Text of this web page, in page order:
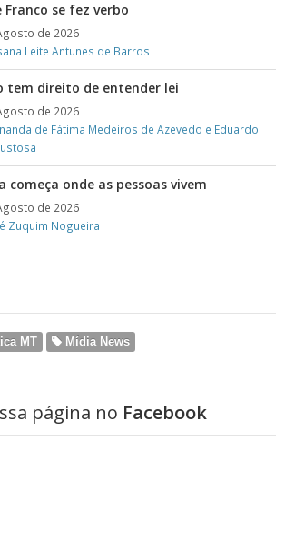
Franco se fez verbo
de 2026
Leite Antunes de Barros
tem direito de entender lei
de 2026
de Fátima Medeiros de Azevedo e Eduardo
começa onde as pessoas vivem
de 2026
Zuquim Nogueira
MT Mídia News
página no Facebook